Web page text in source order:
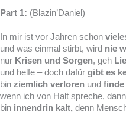
Part 1: (Blazin’Daniel)
In mir ist vor Jahren schon
und was einmal stirbt, wird nie
nur Krisen und Sorgen, geh
und helfe – doch dafür gibt es
bin ziemlich verloren und finde
wenn ich von Halt spreche,
bin innendrin kalt, denn